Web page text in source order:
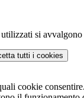
si
tutti i cookies
cookie consentire.